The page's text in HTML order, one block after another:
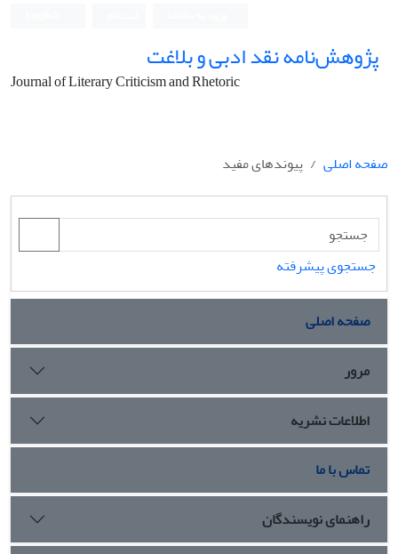
پژوهش‌نامه نقد ادبی و بلاغت
Journal of Literary Criticism and Rhetoric
صفحه اصلی پیوندهای مفید
جستجوی پیشرفته
صفحه اصلی
مرور
اطلاعات نشریه
تماس با ما
راهنمای نویسندگان